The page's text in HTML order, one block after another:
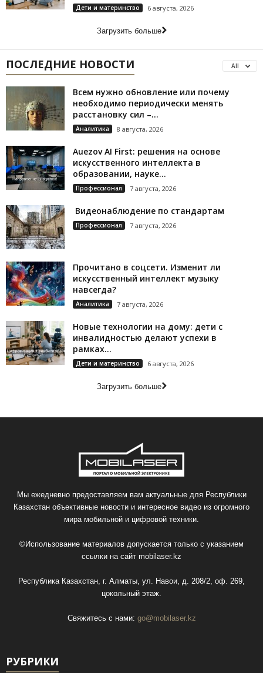
Дети и материнство 6 августа, 2026
Загрузить больше
ПОСЛЕДНИЕ НОВОСТИ All
Всем нужно обновление или почему
необходимо периодически менять
расстановку сил –...
Аналитика 8 августа, 2026
Auezov AI First: решения на основе
искусственного интеллекта в
образовании, науке...
Профессионал 7 августа, 2026
Видеонаблюдение по стандартам
Профессионал 7 августа, 2026
Прочитано в соцсети. Изменит ли
искусственный интеллект музыку
навсегда?
Аналитика 7 августа, 2026
Новые технологии на дому: дети с
инвалидностью делают успехи в
рамках...
Дети и материнство 6 августа, 2026
Загрузить больше
Мы ежедневно предоставляем вам актуальные для Республики
Казахстан объективные новости и интересное видео из огромного
мира мобильной и цифровой техники.
©Использование материалов допускается только с указанием
ссылки на сайт mobilaser.kz
Республика Казахстан, г. Алматы, ул. Навои, д. 208/2, оф. 269,
цокольный этаж.
Свяжитесь с нами: go@mobilaser.kz
РУБРИКИ